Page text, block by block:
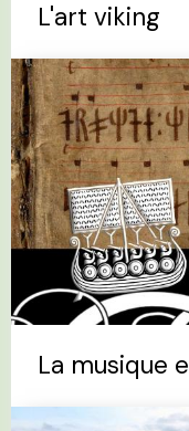
L'art viking
La musique